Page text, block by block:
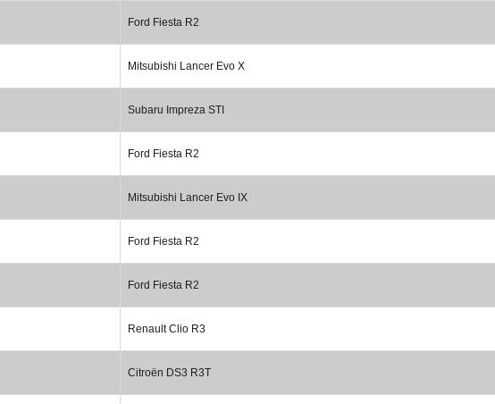
Ford Fiesta R2
Mitsubishi Lancer Evo X
Subaru Impreza STI
Ford Fiesta R2
Mitsubishi Lancer Evo IX
Ford Fiesta R2
Ford Fiesta R2
Renault Clio R3
Citroën DS3 R3T